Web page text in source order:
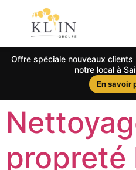
Offre spéciale nouveaux clients
notre local à
En savoir
propreté